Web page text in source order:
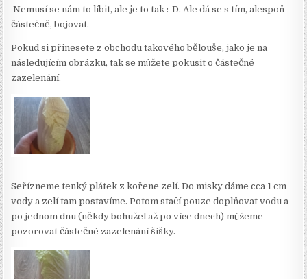
Nemusí se nám to líbit, ale je to tak :-D. Ale dá se s tím, alespoň
částečně, bojovat.
Pokud si přinesete z obchodu takového bělouše, jako je na
následujícím obrázku, tak se můžete pokusit o částečné
zazelenání.
Seřízneme tenký plátek z kořene zelí. Do misky dáme cca 1 cm
vody a zelí tam postavíme. Potom stačí pouze doplňovat vodu a
po jednom dnu (někdy bohužel až po více dnech) můžeme
pozorovat částečné zazelenání šišky.